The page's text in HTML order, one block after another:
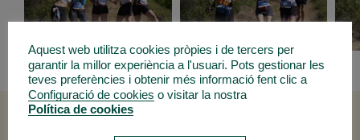
26k i 42k
Aquest web utilitza cookies pròpies i de tercers per
garantir la millor experiència a l'usuari. Pots gestionar les
teves preferències i obtenir més informació fent clic a
Configuració de cookies o visitar la nostra
Política de cookies